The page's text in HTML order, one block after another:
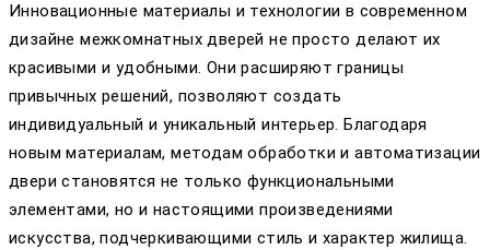
Инновационные материалы и технологии в современном
дизайне межкомнатных дверей не просто делают их
красивыми и удобными. Они расширяют границы
привычных решений, позволяют создать
индивидуальный и уникальный интерьер. Благодаря
новым материалам, методам обработки и автоматизации
двери становятся не только функциональными
элементами, но и настоящими произведениями
искусства, подчеркивающими стиль и характер жилища.